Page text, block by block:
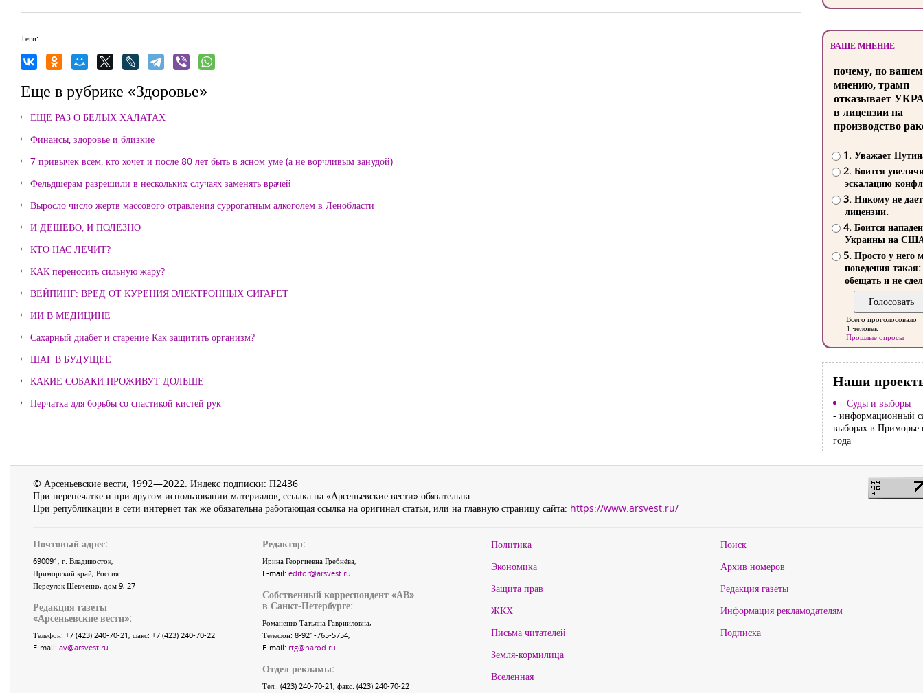
Теги:
Еще в рубрике «Здоровье»
ЕЩЕ РАЗ О БЕЛЫХ ХАЛАТАХ
Финансы, здоровье и близкие
7 привычек всем, кто хочет и после 80 лет быть в ясном уме (а не ворчливым занудой)
Фельдшерам разрешили в нескольких случаях заменять врачей
Выросло число жертв массового отравления суррогатным алкоголем в Ленобласти
И ДЕШЕВО, И ПОЛЕЗНО
КТО НАС ЛЕЧИТ?
КАК переносить сильную жару?
ВЕЙПИНГ: ВРЕД ОТ КУРЕНИЯ ЭЛЕКТРОННЫХ СИГАРЕТ
ИИ В МЕДИЦИНЕ
Сахарный диабет и старение Как защитить организм?
ШАГ В БУДУЩЕЕ
КАКИЕ СОБАКИ ПРОЖИВУТ ДОЛЬШЕ
Перчатка для борьбы со спастикой кистей рук
ВАШЕ МНЕНИЕ
почему, по
мнению, трамп
отказывает
в лицензии на
производство
1. Уважает
2. Боится
эскалацию
3. Никому не
лицензии.
4. Боится
Украины на
5. Просто у него
поведения такая:
обещать и не
Всего проголосовало
1 человек
Прошлые опросы
Наши
Суды и выборы
- информационный
выборах в Приморье
года
© Арсеньевские вести, 1992—2022. Индекс подписки: П2436
При перепечатке и при другом использовании материалов, ссылка на «Арсеньевские вести» обязательна.
При републикации в сети интернет так же обязательна работающая ссылка на оригинал статьи, или на главную страницу сайта: https://www.arsvest.ru/
Почтовый адрес:
690091, г. Владивосток,
Приморский край, Россия.
Переулок Шевченко, дом 9, 27
Редакция газеты
«Арсеньевские вести»:
Телефон: +7 (423) 240-70-21, факс: +7 (423) 240-70-22
E-mail: av@arsvest.ru
Редактор:
Ирина Георгиевна Гребнёва,
E-mail: editor@arsvest.ru
Собственный корреспондент «АВ»
в Санкт-Петербурге:
Романенко Татьяна Гаврииловна,
Телефон: 8-921-765-5754,
E-mail: rtg@narod.ru
Отдел рекламы:
Тел.: (423) 240-70-21, факс: (423) 240-70-22
Политика
Экономика
Защита прав
ЖКХ
Письма читателей
Земля-кормилица
Вселенная
Поиск
Архив номеров
Редакция газеты
Информация рекламодателям
Подписка